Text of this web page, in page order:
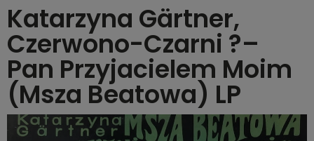
Katarzyna Gärtner,
Czerwono-Czarni ?–
Pan Przyjacielem Moim
(Msza Beatowa) LP